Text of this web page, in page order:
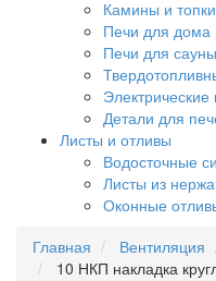
Камины и топки
Печи для дома
Печи для
Электрические
Детали для
Листы и отливы
Водосточные
Листы из
Оконные
Главная
Вентиляция
10 НКП накладка